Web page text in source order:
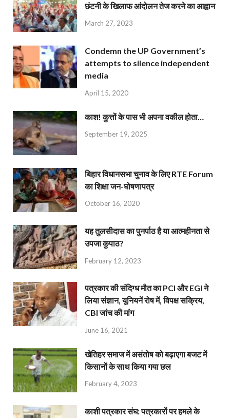
छंटनी के खिलाफ आंदोलन तेज करने का आह्वान
March 27, 2023
Condemn the UP Government’s
attempts to silence independent
media
April 15, 2020
काश! कुत्तों के पास भी अपना वकील होता…
September 19, 2025
बिहार विधानसभा चुनाव के लिए RTE Forum
का शिक्षा जन-घोषणापत्र
October 16, 2020
यह तुलसीदास का पुनर्पाठ है या आत्महीनता से
उपजा कुपाठ?
February 12, 2023
पत्रकार की संदिग्ध मौत का PCI और EGI ने
लिया संज्ञान, यूनियनें रोष में, विपक्ष सक्रिय,
CBI जांच की मांग
June 16, 2021
खेतिहर समाज में असंतोष को बढ़ाएगा बजट में
किसानों के साथ किया गया छल
February 4, 2023
काशी पत्रकार संघ: पत्रकारों पर हमले के